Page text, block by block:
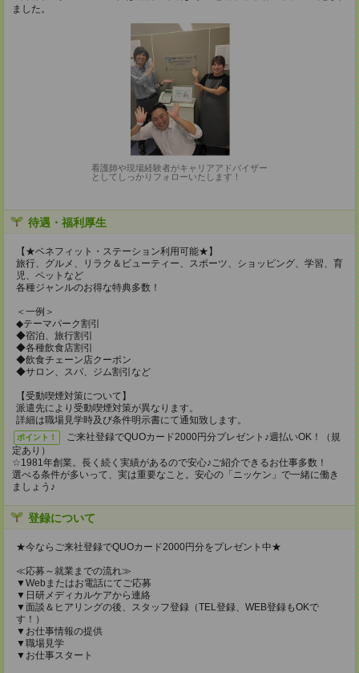
ました。
看護師や現場経験者がキャリアアドバイザー
としてしっかりフォローいたします！
待遇・福利厚生
【★ベネフィット・ステーション利用可能★】
旅行、グルメ、リラク＆ビューティー、スポーツ、ショッピング、学習、育
児、ペットなど
各種ジャンルのお得な特典多数！
＜一例＞
◆テーマパーク割引
◆宿泊、旅行割引
◆各種飲食店割引
◆飲食チェーン店クーポン
◆サロン、スパ、ジム割引など
【受動喫煙対策について】
派遣先により受動喫煙対策が異なります。
詳細は職場見学時及び条件明示書にて通知致します。
ポイント！
ご来社登録でQUOカード2000円分プレゼント♪週払いOK！（規
定あり）
☆1981年創業。長く続く実績があるので安心♪ご紹介できるお仕事多数！
選べる条件が多いって、実は重要なこと。安心の「ニッケン」で一緒に働き
ましょう♪
登録について
★今ならご来社登録でQUOカード2000円分をプレゼント中★
≪応募～就業までの流れ≫
▼Webまたはお電話にてご応募
▼日研メディカルケアから連絡
▼面談＆ヒアリングの後、スタッフ登録（TEL登録、WEB登録もOKで
す！）
▼お仕事情報の提供
▼職場見学
▼お仕事スタート